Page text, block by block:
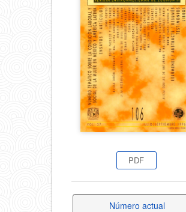
del
artículo
PDF
Número actual